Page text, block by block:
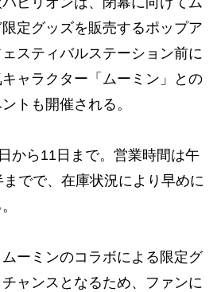
定グッズを販売するポップア
スティバルステーション前に
ャラクター「ムーミン」との
トも開催される。
から11日まで。営業時間は午
でで、在庫状況により早めに
ーミンのコラボによる限定グ
ャンスとなるため、ファンに